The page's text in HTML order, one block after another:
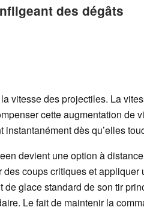
des dégâts
vitesse des projectiles. La
cette augmentation de
dès qu’elles
devient une option à
coups critiques et appliquer
glace standard de son tir
Le fait de maintenir la